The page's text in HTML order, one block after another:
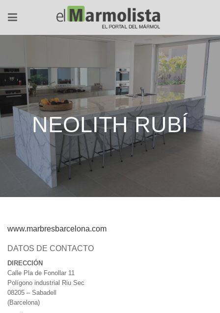
NEOLITH RUBÍ
www.marbresbarcelona.com
DATOS DE CONTACTO
DIRECCIÓN
Calle Pla de Fonollar 11
Polígono industrial Riu Sec
08205 – Sabadell
(Barcelona)